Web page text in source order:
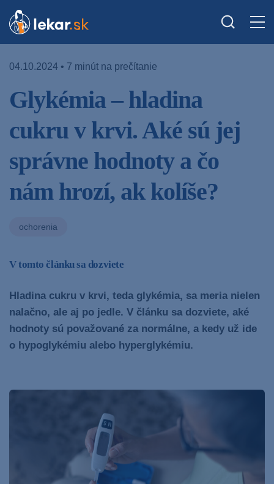
04.10.2024 • 7 minút na prečítanie
Glykémia – hladina
cukru v krvi. Aké sú jej
správne hodnoty a čo
nám hrozí, ak kolíše?
ochorenia
V tomto článku sa dozviete
Hladina cukru v krvi, teda glykémia, sa meria nielen
nalačno, ale aj po jedle. V článku sa dozviete, aké
hodnoty sú považované za normálne, a kedy už ide
o hypoglykémiu alebo hyperglykémiu.